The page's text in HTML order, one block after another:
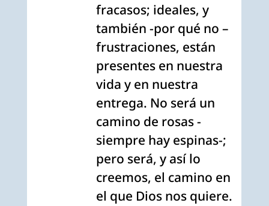
fracasos; ideales, y
también -por qué no –
frustraciones, están
presentes en nuestra
vida y en nuestra
entrega. No será un
camino de rosas -
siempre hay espinas-;
pero será, y así lo
creemos, el camino en
el que Dios nos quiere.